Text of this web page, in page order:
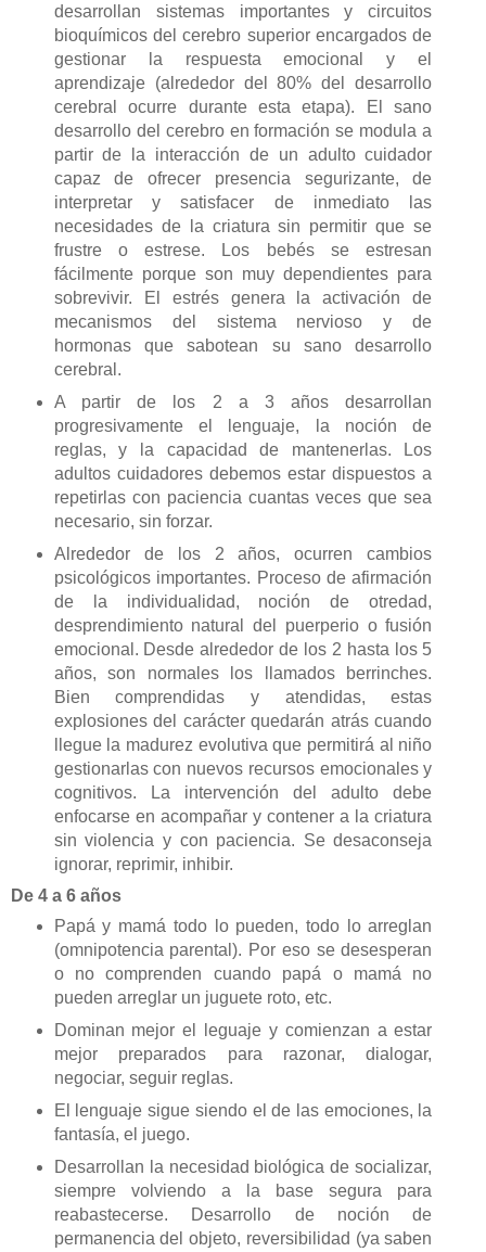
desarrollan sistemas importantes y circuitos
bioquímicos del cerebro superior encargados de
gestionar la respuesta emocional y el
aprendizaje (alrededor del 80% del desarrollo
cerebral ocurre durante esta etapa). El sano
desarrollo del cerebro en formación se modula a
partir de la interacción de un adulto cuidador
capaz de ofrecer presencia segurizante, de
interpretar y satisfacer de inmediato las
necesidades de la criatura sin permitir que se
frustre o estrese. Los bebés se estresan
fácilmente porque son muy dependientes para
sobrevivir. El estrés genera la activación de
mecanismos del sistema nervioso y de
hormonas que sabotean su sano desarrollo
cerebral.
A partir de los 2 a 3 años desarrollan
progresivamente el lenguaje, la noción de
reglas, y la capacidad de mantenerlas. Los
adultos cuidadores debemos estar dispuestos a
repetirlas con paciencia cuantas veces que sea
necesario, sin forzar.
Alrededor de los 2 años, ocurren cambios
psicológicos importantes. Proceso de afirmación
de la individualidad, noción de otredad,
desprendimiento natural del puerperio o fusión
emocional. Desde alrededor de los 2 hasta los 5
años, son normales los llamados berrinches.
Bien comprendidas y atendidas, estas
explosiones del carácter quedarán atrás cuando
llegue la madurez evolutiva que permitirá al niño
gestionarlas con nuevos recursos emocionales y
cognitivos. La intervención del adulto debe
enfocarse en acompañar y contener a la criatura
sin violencia y con paciencia. Se desaconseja
ignorar, reprimir, inhibir.
De 4 a 6 años
Papá y mamá todo lo pueden, todo lo arreglan
(omnipotencia parental). Por eso se desesperan
o no comprenden cuando papá o mamá no
pueden arreglar un juguete roto, etc.
Dominan mejor el leguaje y comienzan a estar
mejor preparados para razonar, dialogar,
negociar, seguir reglas.
El lenguaje sigue siendo el de las emociones, la
fantasía, el juego.
Desarrollan la necesidad biológica de socializar,
siempre volviendo a la base segura para
reabastecerse. Desarrollo de noción de
permanencia del objeto, reversibilidad (ya saben